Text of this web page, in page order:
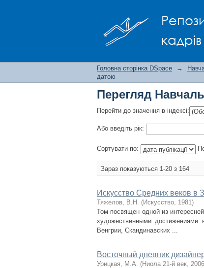
Головна сторінка DSpace →
датою
Перегляд
Перейти до значення в індексі:
Або введіть рік:
Сортувати по:
Зараз показуються 1-20 з 164
Искусство Средних веков в
Тяжелов, В.Н. (Искусство, 1981)
Том посвящен одной из
художественными
Венгрии, Скандинавских ...
Восточный дневник
Урицкая, М.А. (Ниола 21-й век, 2006